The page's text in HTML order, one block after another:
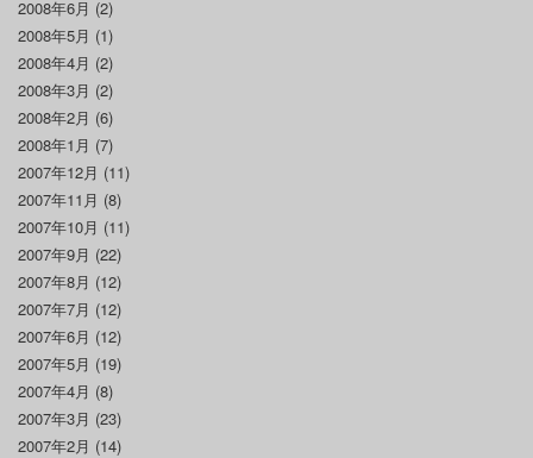
2008年6月 (2)
2008年5月 (1)
2008年4月 (2)
2008年3月 (2)
2008年2月 (6)
2008年1月 (7)
2007年12月 (11)
2007年11月 (8)
2007年10月 (11)
2007年9月 (22)
2007年8月 (12)
2007年7月 (12)
2007年6月 (12)
2007年5月 (19)
2007年4月 (8)
2007年3月 (23)
2007年2月 (14)